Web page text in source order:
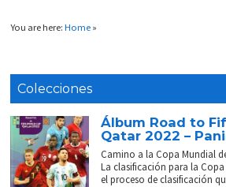
You are here:Home »
Colecciones
Álbum Road to
Qatar 2022 –
Camino a la Copa Mundial
La clasificación para la Copa
el proceso de clasificación